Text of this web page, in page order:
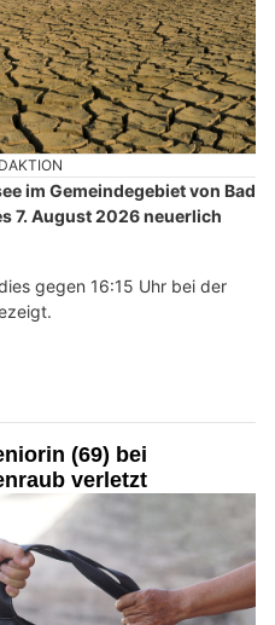
im Gemeindegebiet von Bad
7. August 2026 neuerlich
gegen 16:15 Uhr bei der
(69) bei
verletzt